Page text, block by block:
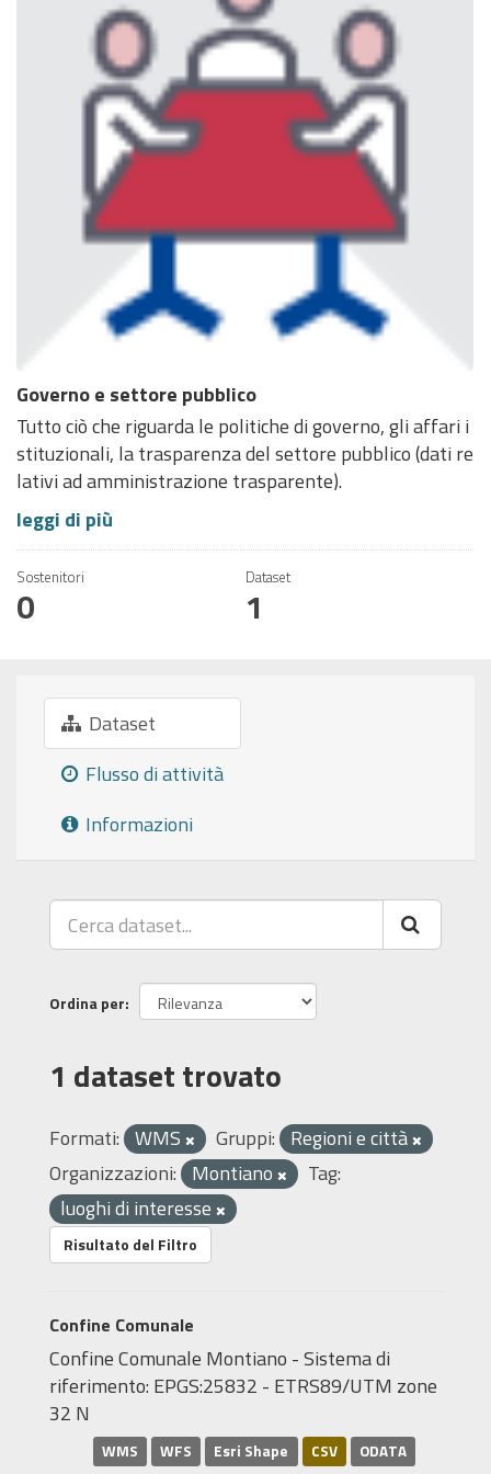
Governo e settore pubblico
Tutto ciò che riguarda le politiche di governo, gli affari i
stituzionali, la trasparenza del settore pubblico (dati re
lativi ad amministrazione trasparente).
leggi di più
Sostenitori
0
Dataset
1
Dataset
Flusso di attività
Informazioni
Ordina per
1 dataset trovato
Formati: WMS Gruppi: Regioni e città
Organizzazioni: Montiano
Tag:
luoghi di interesse
Risultato del Filtro
Confine Comunale
Confine Comunale Montiano - Sistema di
riferimento: EPGS:25832 - ETRS89/UTM zone
32 N
WMS WFS Esri Shape CSV ODATA